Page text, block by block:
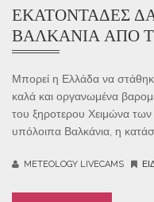
ΕΚΑΤΟΝΤΆΔΕΣ
ΒΑΛΚΆΝΙΑ ΑΠΌ
Μπορεί η Ελλάδα να
καλά και οργανωμένα
του ξηροτερου Χειμώνα
υπόλοιπα Βαλκάνια, η
METEOLOGY LIVECAMS